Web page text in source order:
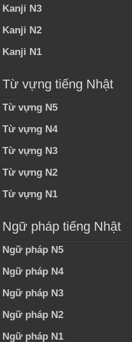
Kanji N3
Kanji N2
Kanji N1
Từ vựng tiếng Nhật
Từ vựng N5
Từ vựng N4
Từ vựng N3
Từ vựng N2
Từ vựng N1
Ngữ pháp tiếng Nhật
Ngữ pháp N5
Ngữ pháp N4
Ngữ pháp N3
Ngữ pháp N2
Ngữ pháp N1